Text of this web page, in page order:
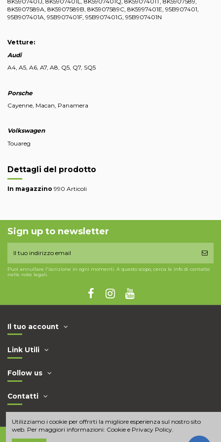
8K5907589A, 8K5907589B, 8K5907589C, 8K5997401E, 95B907401,
95B907401A, 95B907401F, 95B907401G, 95B907401N
Vetture:
Audi
A4, A5, A6, A7, A8, Q5, Q7, SQ5
Porsche
Cayenne, Macan, Panamera
Volkswagen
Touareg
Dettagli del prodotto
In magazzino 990 Articoli
Sign up to newsletter
Puoi annullare l'iscrizione in ogni momenti. A questo scopo, cerca le info di contatto
nelle note legali.
Il tuo account
Link Utili
Follow us
Contatti
Utilizziamo i cookie per offrirti la migliore esperienza sul nostro sito
web. Per maggiori informazioni: Cookie e Privacy Policy.